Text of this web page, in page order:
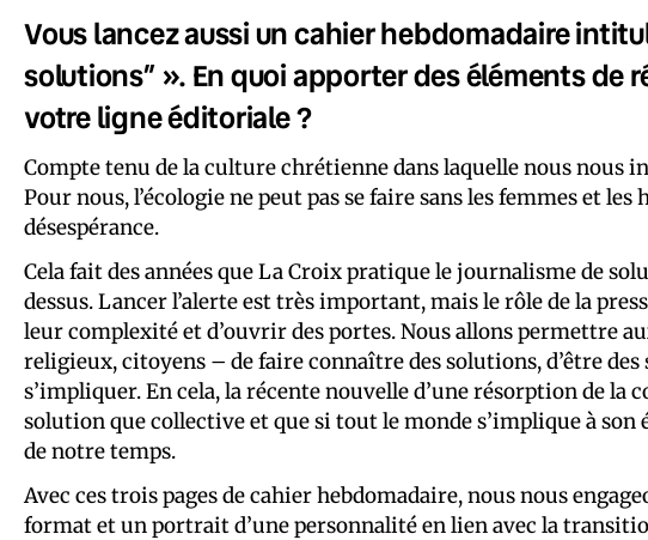
Vous lancez aussi un cahier hebdomadaire
solutions” ». En quoi apporter des éléments de
votre ligne éditoriale ?
Compte tenu de la culture chrétienne dans laquelle nous nous
Pour nous, l’écologie ne peut pas se faire sans les femmes et
désespérance.
Cela fait des années que La Croix pratique le journalisme de
dessus. Lancer l’alerte est très important, mais le rôle de la
leur complexité et d’ouvrir des portes. Nous allons permettre
religieux, citoyens – de faire connaître des solutions, d’être
s’impliquer. En cela, la récente nouvelle d’une résorption de la
solution que collective et que si tout le monde s’implique à son
de notre temps.
Avec ces trois pages de cahier hebdomadaire, nous nous
format et un portrait d’une personnalité en lien avec la